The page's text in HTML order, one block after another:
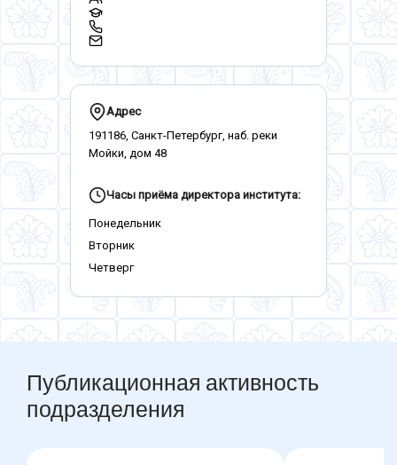
Адрес
191186, Санкт-Петербург, наб. реки
Мойки, дом 48
Часы приёма директора института:
Понедельник
Вторник
Четверг
Публикационная активность
подразделения